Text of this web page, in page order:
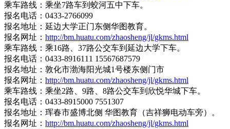
乘车路线：乘坐7路车到蛟河五中下车。
报名电话：0433-2766099
报名地址：延边大学正门东侧华图教育。
报名网址： http://bm.huatu.com/zhaosheng/jl/gkms.html
乘车路线：乘16路、37路公交车到延边大学下车。
报名电话：0433-8916111 15567687579
报名地址：敦化市渤海阳光城1号楼东侧门市
报名网址： http://bm.huatu.com/zhaosheng/jl/gkms.html
乘车路线：乘坐2路、9路、8路公交车到欣悦华城下车。
报名电话：0433-8915000 7551307
报名地址：珲春市盛博北侧 华图教育（吉祥狮电动车旁）。
报名网址： http://bm.huatu.com/zhaosheng/jl/gkms.html